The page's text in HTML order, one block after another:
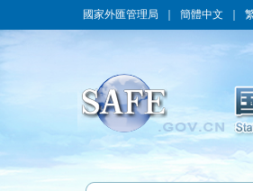
國家外匯管理局 簡體中文